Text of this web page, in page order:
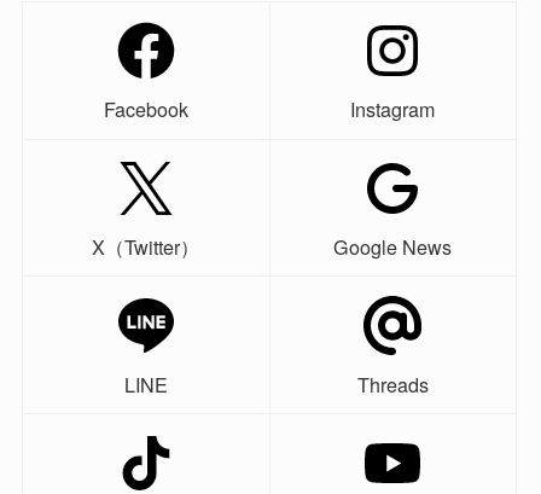
Facebook Instagram
X（Twitter） Google News
LINE Threads